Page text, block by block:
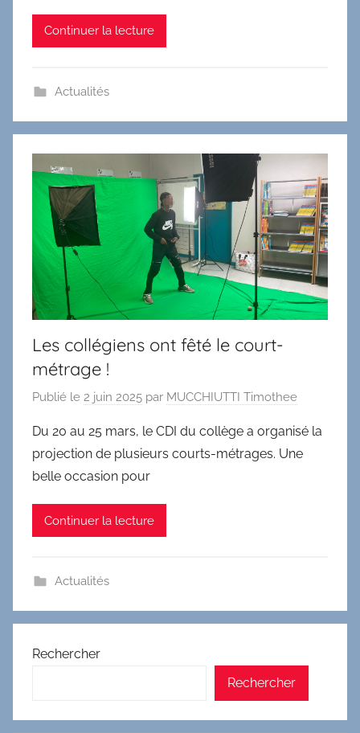
Continuer la lecture
Actualités
Les collégiens ont fêté le court-
métrage !
Publié le 2 juin 2025 par MUCCHIUTTI Timothee
Du 20 au 25 mars, le CDI du collège a organisé la
projection de plusieurs courts-métrages. Une
belle occasion pour
Continuer la lecture
Actualités
Rechercher
Rechercher